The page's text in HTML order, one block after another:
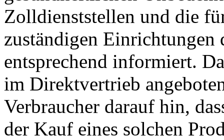
Zolldienststellen und die
zuständigen Einrichtungen
entsprechend informiert.
im Direktvertrieb
Verbraucher darauf hin,
der Kauf eines solchen